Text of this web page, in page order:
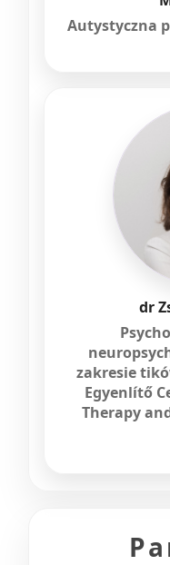
Autystyczna
dr
zakresie
Egyenlítő
Therapy